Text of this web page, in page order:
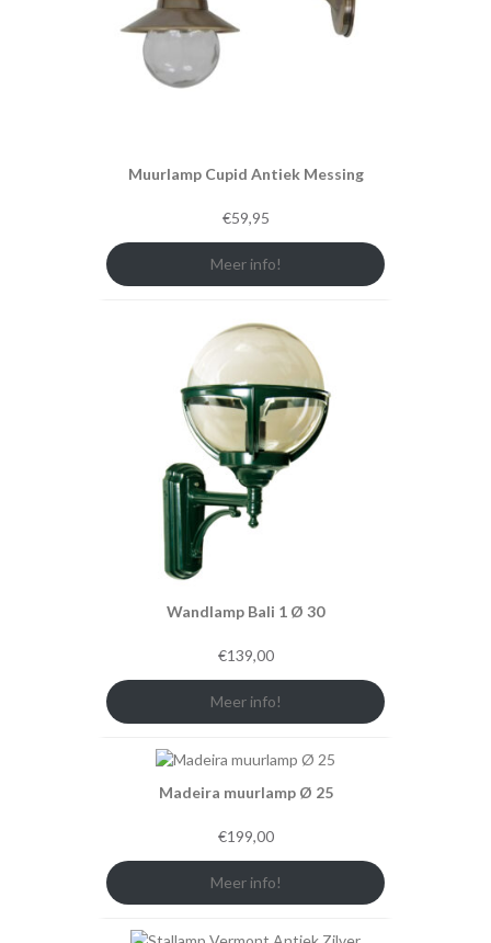
Muurlamp Cupid Antiek Messing
€59,95
Meer info!
Wandlamp Bali 1 Ø 30
€139,00
Meer info!
Madeira muurlamp Ø 25
€199,00
Meer info!